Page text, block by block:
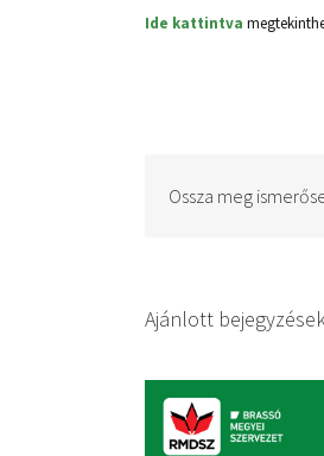
Ide kattintva
Ossza meg
Ajánlott